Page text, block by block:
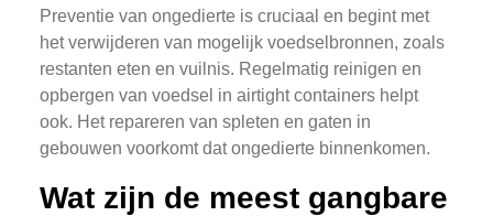
Preventie van ongedierte is cruciaal en begint met
het verwijderen van mogelijk voedselbronnen, zoals
restanten eten en vuilnis. Regelmatig reinigen en
opbergen van voedsel in airtight containers helpt
ook. Het repareren van spleten en gaten in
gebouwen voorkomt dat ongedierte binnenkomen.
Wat zijn de meest gangbare